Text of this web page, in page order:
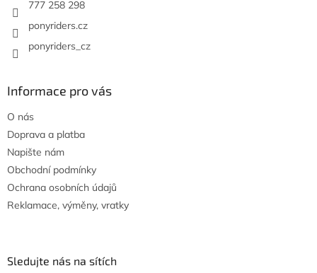
777 258 298
ponyriders.cz
ponyriders_cz
Informace pro vás
O nás
Doprava a platba
Napište nám
Obchodní podmínky
Ochrana osobních údajů
Reklamace, výměny, vratky
Sledujte nás na sítích